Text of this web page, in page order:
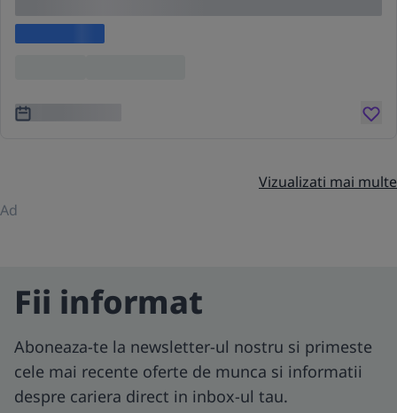
Vizualizati mai multe
Ad
Fii informat
Aboneaza-te la newsletter-ul nostru si primeste
cele mai recente oferte de munca si informatii
despre cariera direct in inbox-ul tau.